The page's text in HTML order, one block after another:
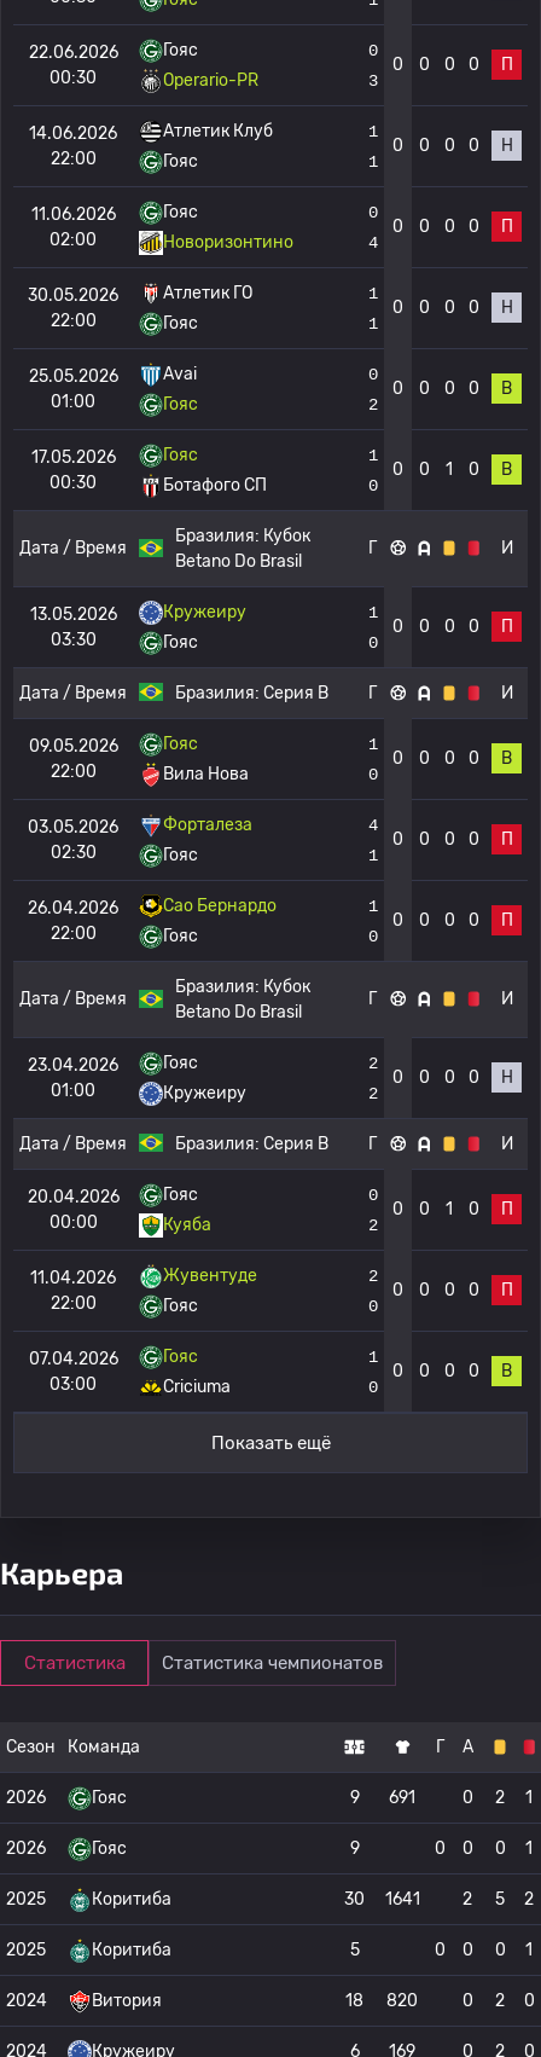
22.06.2026
00:30
Гояс
Operario-PR
0
3
0 0 0 0 П
14.06.2026
22:00
Атлетик Клуб
Гояс
1
1
0 0 0 0 Н
11.06.2026
02:00
Гояс
Новоризонтино
0
4
0 0 0 0 П
30.05.2026
22:00
Атлетик ГО
Гояс
1
1
0 0 0 0 Н
25.05.2026
01:00
Avai
Гояс
0
2
0 0 0 0 В
17.05.2026
00:30
Гояс
Ботафого СП
1
0
0 0 1 0 В
Дата / Время
Бразилия: Кубок
Betano Do Brasil
Г И
13.05.2026
03:30
Кружеиру
Гояс
1
0
0 0 0 0 П
Дата / Время Бразилия: Серия B Г И
09.05.2026
22:00
Гояс
Вила Нова
1
0
0 0 0 0 В
03.05.2026
02:30
Форталеза
Гояс
4
1
0 0 0 0 П
26.04.2026
22:00
Сао Бернардо
Гояс
1
0
0 0 0 0 П
Дата / Время
Бразилия: Кубок
Betano Do Brasil
Г И
23.04.2026
01:00
Гояс
Кружеиру
2
2
0 0 0 0 Н
Дата / Время Бразилия: Серия B Г И
20.04.2026
00:00
Гояс
Куяба
0
2
0 0 1 0 П
11.04.2026
22:00
Жувентуде
Гояс
2
0
0 0 0 0 П
07.04.2026
03:00
Гояс
Criciuma
1
0
0 0 0 0 В
Показать ещё
Карьера
Статистика Статистика чемпионатов
Сезон Команда Г А
2026 Гояс 9 691 0 2 1
2026 Гояс 9 0 0 0 1
2025 Коритиба 30 1641 2 5 2
2025 Коритиба 5 0 0 0 1
2024 Витория 18 820 0 2 0
2024 Кружеиру 6 169 0 2 0